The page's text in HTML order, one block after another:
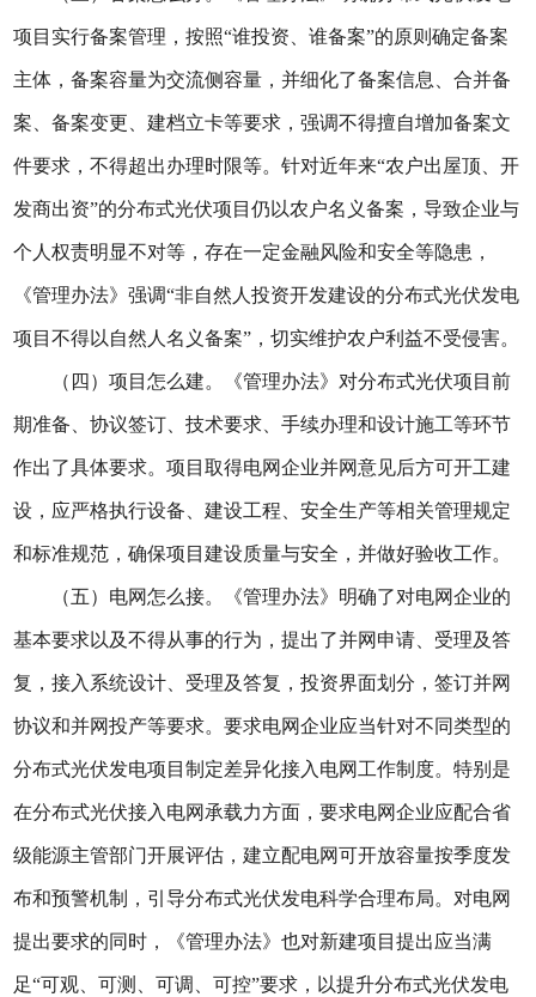
项目实行备案管理，按照“谁投资、谁备案”的原则确定备案
主体，备案容量为交流侧容量，并细化了备案信息、合并备
案、备案变更、建档立卡等要求，强调不得擅自增加备案文
件要求，不得超出办理时限等。针对近年来“农户出屋顶、开
发商出资”的分布式光伏项目仍以农户名义备案，导致企业与
个人权责明显不对等，存在一定金融风险和安全等隐患，
《管理办法》强调“非自然人投资开发建设的分布式光伏发电
项目不得以自然人名义备案”，切实维护农户利益不受侵害。
（四）项目怎么建。《管理办法》对分布式光伏项目前
期准备、协议签订、技术要求、手续办理和设计施工等环节
作出了具体要求。项目取得电网企业并网意见后方可开工建
设，应严格执行设备、建设工程、安全生产等相关管理规定
和标准规范，确保项目建设质量与安全，并做好验收工作。
（五）电网怎么接。《管理办法》明确了对电网企业的
基本要求以及不得从事的行为，提出了并网申请、受理及答
复，接入系统设计、受理及答复，投资界面划分，签订并网
协议和并网投产等要求。要求电网企业应当针对不同类型的
分布式光伏发电项目制定差异化接入电网工作制度。特别是
在分布式光伏接入电网承载力方面，要求电网企业应配合省
级能源主管部门开展评估，建立配电网可开放容量按季度发
布和预警机制，引导分布式光伏发电科学合理布局。对电网
提出要求的同时，《管理办法》也对新建项目提出应当满
足“可观、可测、可调、可控”要求，以提升分布式光伏发电